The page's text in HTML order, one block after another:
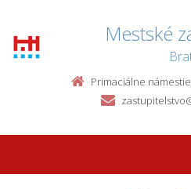
Mestské
Primaciálne